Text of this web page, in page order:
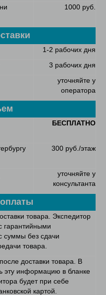
1000 руб.
1-2 рабочих дня
3 рабочих дня
уточняйте у
оператора
БЕСПЛАТНО
300 руб./этаж
уточняйте у
консультанта
товара. Экспедитор
гарантийными
суммы без сдачи
товара.
доставки товара. В
эту информацию в бланке
будет при себе
картой.